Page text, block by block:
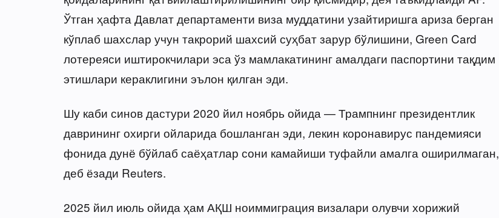
Ўтган ҳафта Давлат департаменти виза муддатини узайтиришга ариза берган
кўплаб шахслар учун такрорий шахсий суҳбат зарур бўлишини, Green Card
лотереяси иштирокчилари эса ўз мамлакатининг амалдаги паспортини тақдим
этишлари кераклигини эълон қилган эди.
Шу каби синов дастури 2020 йил ноябрь ойида — Трампнинг президентлик
даврининг охирги ойларида бошланган эди, лекин коронавирус пандемияси
фонида дунё бўйлаб саёҳатлар сони камайиши туфайли амалга оширилмаган,
деб ёзади Reuters.
2025 йил июль ойида ҳам АҚШ ноиммиграция визалари олувчи хорижий